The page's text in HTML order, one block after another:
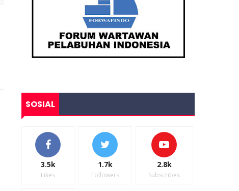
SOSIAL
3.5k
Likes
1.7k
Followers
2.8k
Subscribes